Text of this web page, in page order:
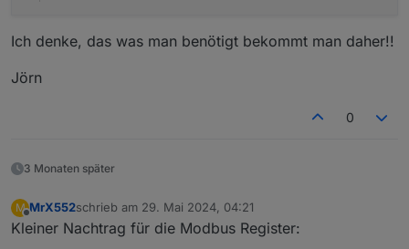
Die Geräte ID muss die gleiche sein, wie im
Ich denke, das was man benötigt bekommt man daher!!
Jörn
0
3 Monaten später
M
Offline
MrX552schrieb am 29. Mai 2024, 04:21
zuletzt editiert von
Kleiner Nachtrag für die Modbus Register: